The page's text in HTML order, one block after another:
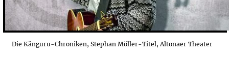
Die Känguru-Chroniken, Stephan Möller-Titel, Altonaer Theater